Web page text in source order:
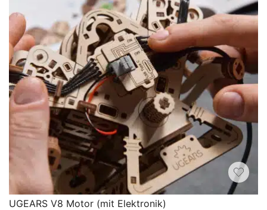
UGEARS V8 Motor (mit Elektronik)